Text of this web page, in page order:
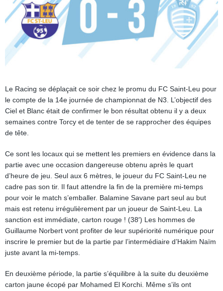
Le Racing se déplaçait ce soir chez le promu du FC Saint-Leu pour
le compte de la 14e journée de championnat de N3. L’objectif des
Ciel et Blanc était de confirmer le bon résultat obtenu il y a deux
semaines contre Torcy et de tenter de se rapprocher des équipes
de tête.
Ce sont les locaux qui se mettent les premiers en évidence dans la
partie avec une occasion dangereuse obtenu après le quart
d’heure de jeu. Seul aux 6 mètres, le joueur du FC Saint-Leu ne
cadre pas son tir. Il faut attendre la fin de la première mi-temps
pour voir le match s’emballer. Balamine Savane part seul au but
mais est retenu irrégulièrement par un joueur de Saint-Leu. La
sanction est immédiate, carton rouge ! (38′) Les hommes de
Guillaume Norbert vont profiter de leur supériorité numérique pour
inscrire le premier but de la partie par l’intermédiaire d’Hakim Naïm
juste avant la mi-temps.
En deuxième période, la partie s’équilibre à la suite du deuxième
carton jaune écopé par Mohamed El Korchi. Même s’ils ont